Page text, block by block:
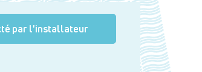
par l'installateur